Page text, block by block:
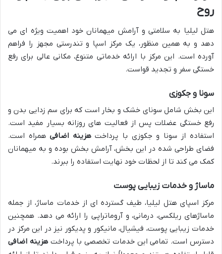
روح
هتل لیلیا به سلامتی و آرامش میهمانان خود اهمیت ویژه ای می
دهد و به همین منظور، یک مرکز اسپا و تندرستی مجهز را فراهم
آورده است. این مرکز با ارائه خدماتی متنوع، مکانی عالی برای رفع
خستگی سفر و تجدید قواست.
سونا و جکوزی
این بخش شامل سونای خشک و بخار است که برای سم زدایی بدن و
رفع خستگی عضلات پس از فعالیت های روزانه بسیار مفید است.
استفاده از سونا و جکوزی با پرداختهزینه اضافیهمراه است.
فضای طراحی شده در این بخش، آرامش بخش بوده و به میهمانان
کمک می کند تا از لحظات خود نهایت استفاده را ببرند.
ماساژ و خدمات زیبایی پوست
مرکز اسپای هتل لیلیا، طیف گسترده ای از خدمات ماساژ، از جمله
ماساژهای ریلکسی، درمانی، و آروماتراپی را ارائه می دهد. همچنین
خدمات زیبایی پوست، فیشیال، مانیکور و پدیکور نیز در این مرکز در
دسترس است. تمامی این خدمات تخصصی با پرداختهزینه اضافی